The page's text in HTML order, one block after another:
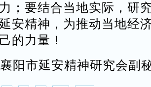
；要结合当地实际，研
安精神，为推动当地经
的力量！
阳市延安精神研究会副